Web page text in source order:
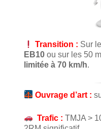
Transition : Sur
EB10 ou sur les 50
limitée à 70 km/h.
Ouvrage d’art :
Trafic :TMJA >